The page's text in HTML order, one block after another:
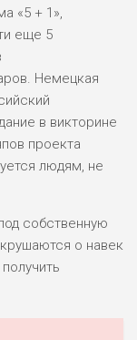
«5 + 1»,
еще 5
Немецкая
в викторине
проекта
людям, не
собственную
о навек